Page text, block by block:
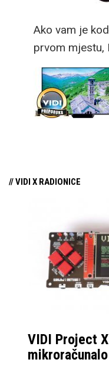
Ako vam je
prvom mjestu,
kombinaciju
funkcijama.
// VIDI X RADIONICE
VIDI Project